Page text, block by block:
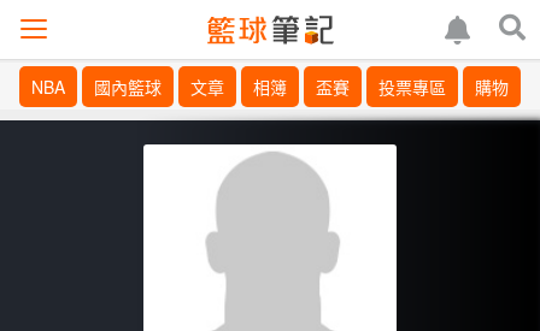
NBA 國內籃球 文章 相簿 盃賽 投票專區 購物